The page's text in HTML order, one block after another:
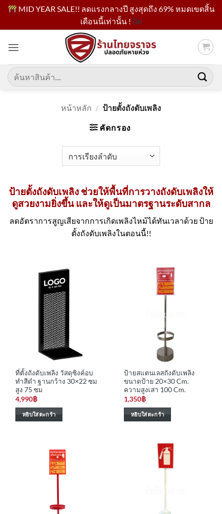
MID YEAR SALE!! ลดแรงกลางปี สูงสุดถึง 69% หมดเขตสิ้น
เดือนนี้เท่านั้น ! ปิด
เนื้อหา
ค้นหา:
หน้าหลัก / ป้ายตั้งถังดับเพลิง
คัดกรอง
ป้ายตั้งถังดับเพลิง ช่วยให้พื้นที่การวางถังดับเพลิงให้
ดูสวยงามยิ่งขึ้น และให้ดูเป็นมาตรฐานระดับสากล
ลดอัตราการสูญเสียจากการเกิดเพลิงไหม้ได้ทันเวลาด้วย ป้าย
ตั้งถังดับเพลิงในตอนนี้!!
ที่ตั้งถังดับเพลิง วัสดุซิงค์อบ
ทำสีดำ ฐานกว้าง 30×22 ซม
สูง 75 ซม
4,990฿
หยิบใส่ตะกร้า
ป้ายสแตนเลสถังดับเพลิง
ขนาดป้าย 20×30 Cm.
ความสูงเสา 100 Cm.
1,350฿
หยิบใส่ตะกร้า